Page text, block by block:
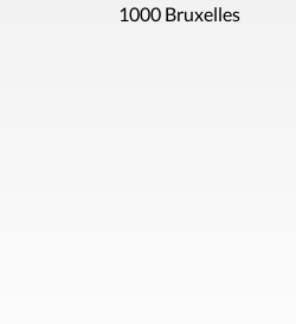
1000 Bruxelles